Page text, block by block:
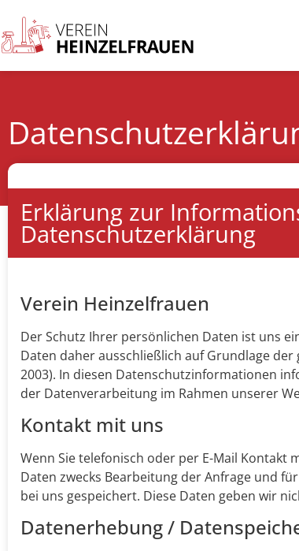
Erklärung zur
Datenschutzerklärung
Verein Heinzelfrauen
Der Schutz Ihrer persönlichen Daten ist uns
Daten daher ausschließlich auf Grundlage der
2003). In diesen Datenschutzinformationen
der Datenverarbeitung im Rahmen unserer
Kontakt mit uns
Wenn Sie telefonisch oder per E-Mail Kontakt
Daten zwecks Bearbeitung der Anfrage und
bei uns gespeichert. Diese Daten geben wir
Datenerhebung /